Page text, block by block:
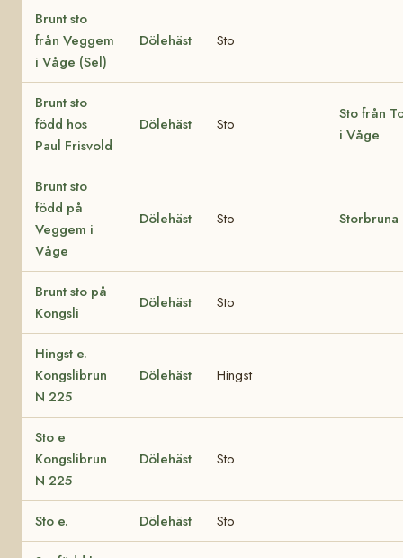
Brunt sto
från Veggem
i Våge (Sel)
Dölehäst Sto
Brunt sto
född hos
Paul Frisvold
Dölehäst Sto
Sto från
i Våge
Brunt sto
född på
Veggem i
Våge
Dölehäst Sto Storbruna
Brunt sto på
Kongsli
Dölehäst Sto
Hingst e.
Kongslibrun
N 225
Dölehäst Hingst
Sto e
Kongslibrun
N 225
Dölehäst Sto
Sto e. Dölehäst Sto